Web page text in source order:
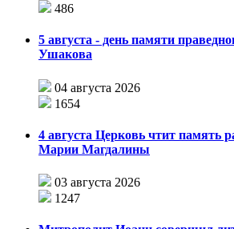
486
5 августа - день памяти
Ушакова
04 августа 2026
1654
4 августа Церковь чтит память
Марии Магдалины
03 августа 2026
1247